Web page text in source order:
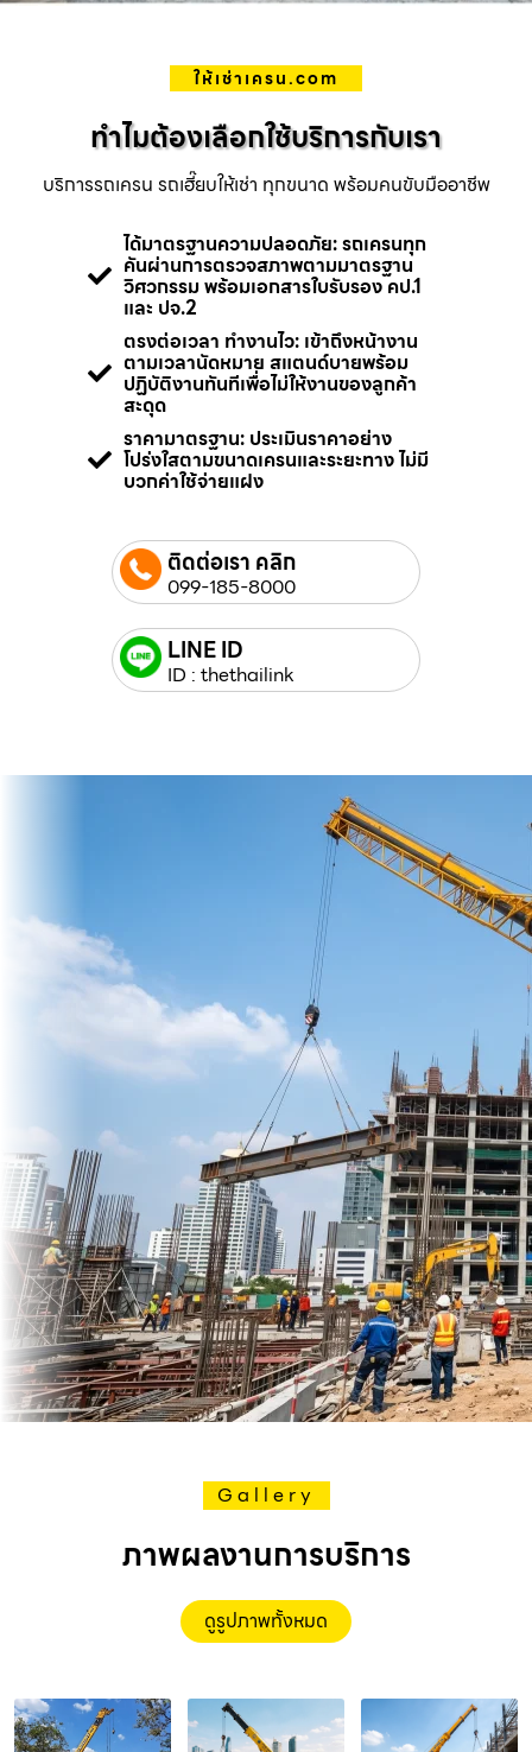
ให้เช่าเครน.com
ทำไมต้องเลือกใช้บริการกับเรา
บริการรถเครน รถเฮี๊ยบให้เช่า ทุกขนาด พร้อมคนขับมืออาชีพ
ได้มาตรฐานความปลอดภัย: รถเครนทุก
คันผ่านการตรวจสภาพตามมาตรฐาน
วิศวกรรม พร้อมเอกสารใบรับรอง คป.1
และ ปจ.2
ตรงต่อเวลา ทำงานไว: เข้าถึงหน้างาน
ตามเวลานัดหมาย สแตนด์บายพร้อม
ปฏิบัติงานทันทีเพื่อไม่ให้งานของลูกค้า
สะดุด
ราคามาตรฐาน: ประเมินราคาอย่าง
โปร่งใสตามขนาดเครนและระยะทาง ไม่มี
บวกค่าใช้จ่ายแฝง
ติดต่อเรา คลิก
099-185-8000
LINE ID
ID : thethailink
Gallery
ภาพผลงานการบริการ
ดูรูปภาพทั้งหมด